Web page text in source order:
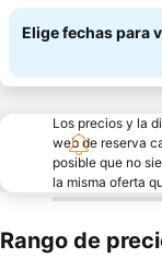
Elige fechas para
Los precios y la
web de reserva
posible que no
la misma oferta
Rango de